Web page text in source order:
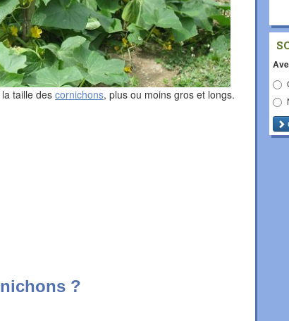
taille des cornichons, plus ou moins gros et longs.
?